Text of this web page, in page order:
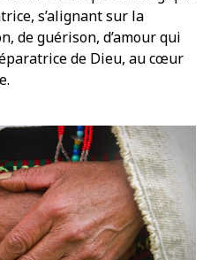
s’alignant sur la
de guérison, d’amour qui
de Dieu, au cœur